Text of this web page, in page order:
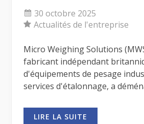
30 octobre 2025
Actualités de l'entreprise
Micro Weighing Solutions
fabricant indépendant
d'équipements de pesage
services d'étalonnage, a
LIRE LA SUITE